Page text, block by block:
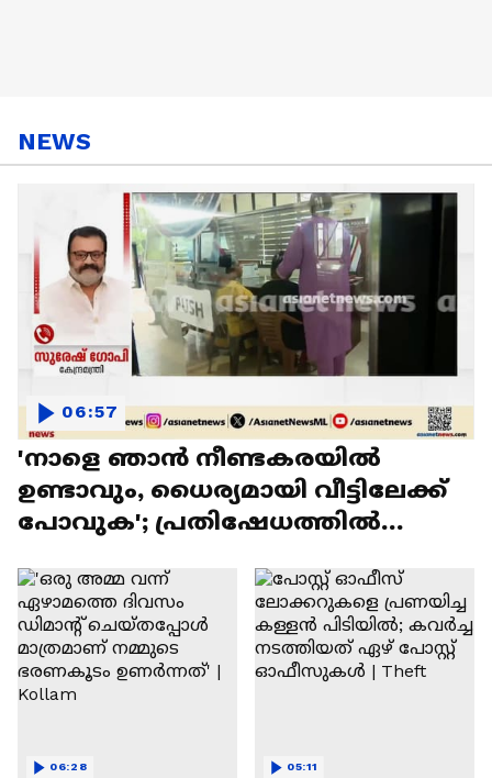
NEWS
'നാളെ ഞാൻ നീണ്ടകരയിൽ
ഉണ്ടാവും, ധൈര്യമായി വീട്ടിലേക്ക്
പോവുക'; പ്രതിഷേധത്തിൽ
06:57
06:28 05:11